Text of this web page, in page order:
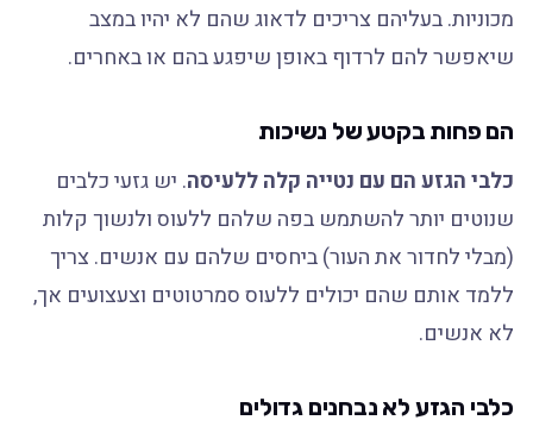
מכוניות. בעליהם צריכים לדאוג שהם לא יהיו במצב
שיאפשר להם לרדוף באופן שיפגע בהם או באחרים.
הם פחות בקטע של נשיכות
כלבי הגזע הם עם נטייה קלה ללעיסה. יש גזעי כלבים
שנוטים יותר להשתמש בפה שלהם ללעוס ולנשוך קלות
(מבלי לחדור את העור) ביחסים שלהם עם אנשים. צריך
ללמד אותם שהם יכולים ללעוס סמרטוטים וצעצועים אך,
לא אנשים.
כלבי הגזע לא נבחנים גדולים